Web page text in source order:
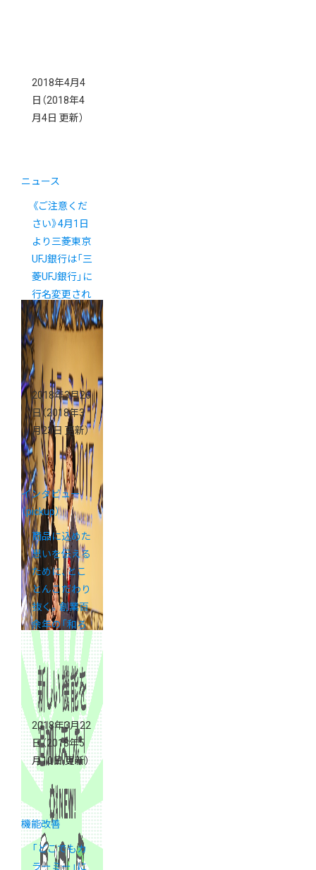
2018年4月4
日 （2018年4
月4日 更新）
ニュース
《ご注意くだ
さい》4月1日
より三菱東京
UFJ銀行は「三
菱UFJ銀行」に
行名変更され
ました
2018年3月26
日（2018年3
月23日 更新）
インタビュー
（pickup）
商品に込めた
思いを伝える
ために、とこ
とんこだわり
抜く。創業百
余年の「和ろ
うそく大與」
が考えるデザ
インの話
2018年3月22
日（2018年5
月10日 更新）
機能改善
「どこでもカ
ラーミー」に